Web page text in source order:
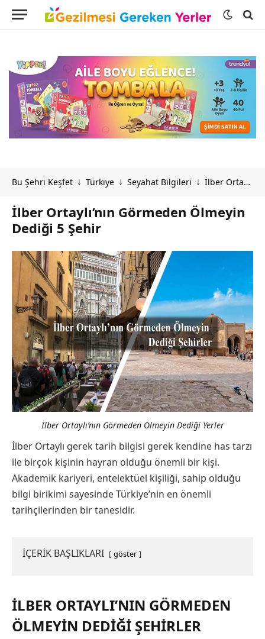
Bu Şehri Keşfet ↓ Türkiye ↓ Seyahat Bilgileri ↓ İlber Ortaylı’nın Görmeden Ölmeyin Dediği 5 Şehir
İlber Ortaylı’nın Görmeden Ölmeyin
Dediği 5 Şehir
İlber Ortaylı’nın Görmeden Ölmeyin Dediği Yerler
İlber Ortaylı gerek tarih bilgisi gerek kendine has tarzı
ile birçok kişinin hayran olduğu önemli bir kişi.
Akademik kariyeri, entelektüel kişiliği, sahip olduğu
bilgi birikimi sayesinde Türkiye’nin en önemli
tarihçilerinden bir tanesidir.
İÇERİK BAŞLIKLARI göster
İLBER ORTAYLI’NIN GÖRMEDEN
ÖLMEYIN DEDIĞI ŞEHIRLER